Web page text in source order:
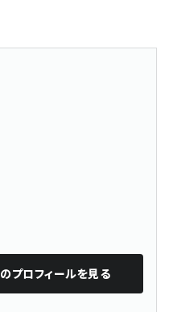
のプロフィールを見る